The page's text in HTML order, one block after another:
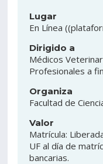
Académicos
Lugar
En Línea
Dirigido a
Médicos
Profesionales a
Organiza
Facultad de
Valor
Matrícula:
UF al día de
bancarias.